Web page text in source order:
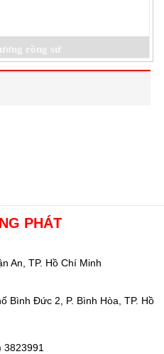
rồng sứ
PHÁT
An, TP. Hồ Chí Minh
Bình Đức 2, P. Bình Hòa, TP. Hồ
3823991